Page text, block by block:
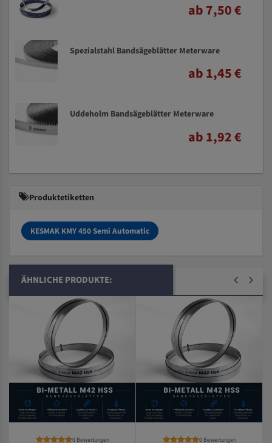
ab 7,50 €
Spezialstahl Bandsägeblätter Meterware
ab 1,45 €
Uddeholm Bandsägeblätter Meterware
ab 1,92 €
Produktetiketten
KESMAK KMY 450 Semi Automatic
ÄHNLICHE PRODUKTE:
0 Bewertungen 0 Bewertungen